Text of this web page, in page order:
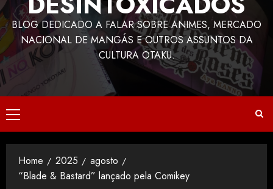
BLOG DEDICADO A FALAR SOBRE ANIMES, MERCADO
NACIONAL DE MANGÁS E OUTROS ASSUNTOS DA
CULTURA OTAKU.
Home 2025
agosto
“Blade & Bastard” lançado pela Comikey